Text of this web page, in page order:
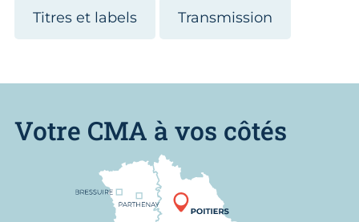
Titres et labels Transmission
Votre CMA à vos côtés